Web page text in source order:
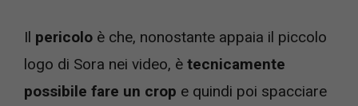
Il pericolo è che, nonostante appaia il piccolo
logo di Sora nei video, è tecnicamente
possibile fare un crop e quindi poi spacciare